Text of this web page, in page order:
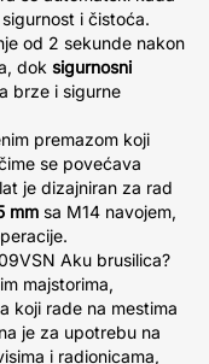
i čistoća.
od 2 sekunde nakon
dok sigurnosni
brze i sigurne
premazom koji
se povećava
je dizajniran za rad
mm sa M14 navojem,
Aku brusilica?
majstorima,
koji rade na mestima
je za upotrebu na
i radionicama,